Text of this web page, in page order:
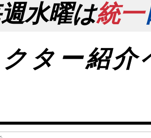
水曜は統一
ター紹介